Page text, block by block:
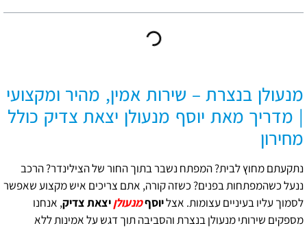
מנעולן בנצרת – שירות אמין, מהיר ומקצועי
| מדריך מאת יוסף מנעולן יצאת צדיק כולל
מחירון
נתקעתם מחוץ לבית? המפתח נשבר בתוך החור של הצילינדר? הרכב
ננעל כשהמפתחות בפנים? כשזה קורה, אתם צריכים איש מקצוע שאפשר
לסמוך עליו בעיניים עצומות. אצליוסףמנעולןיצאת צדיק, אנחנו
מספקים שירותי מנעולן בנצרת והסביבה תוך דגש על אמינות ללא